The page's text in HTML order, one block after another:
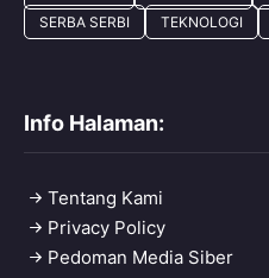
SERBA SERBI
TEKNOLOGI
Info Halaman:
Tentang Kami
Privacy Policy
Pedoman Media Siber